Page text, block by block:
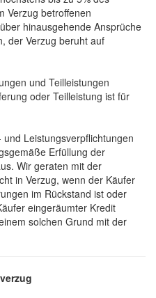
Verzug betroffenen
hinausgehende Ansprüche
der Verzug beruht auf
und Teilleistungen
oder Teilleistung ist für
Leistungsverpflichtungen
Erfüllung der
Wir geraten mit der
in Verzug, wenn der Käufer
im Rückstand ist oder
eingeräumter Kredit
solchen Grund mit der